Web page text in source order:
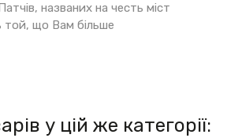
названих на честь міст
той, що Вам більше
у цій же категорії: